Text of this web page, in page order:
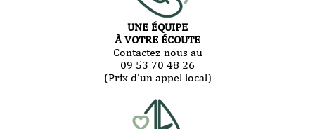
UNE ÉQUIPE
À VOTRE ÉCOUTE
Contactez-nous au
09 53 70 48 26
(Prix d'un appel local)